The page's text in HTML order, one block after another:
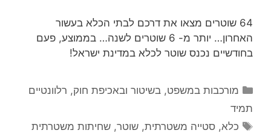
64 שוטרים מצאו את דרכם לבתי הכלא בעשור
האחרון… יותר מ- 6 שוטרים לשנה… בממוצע, פעם
בחודשיים נכנס שוטר לכלא במדינת ישראל!
קטגוריות
מורכבות במשפט, בשיטור ובאכיפת חוק, רלוונטיים
תמיד
תגיות
כלא,סטייה משטרתית,שוטר,שחיתות משטרתית